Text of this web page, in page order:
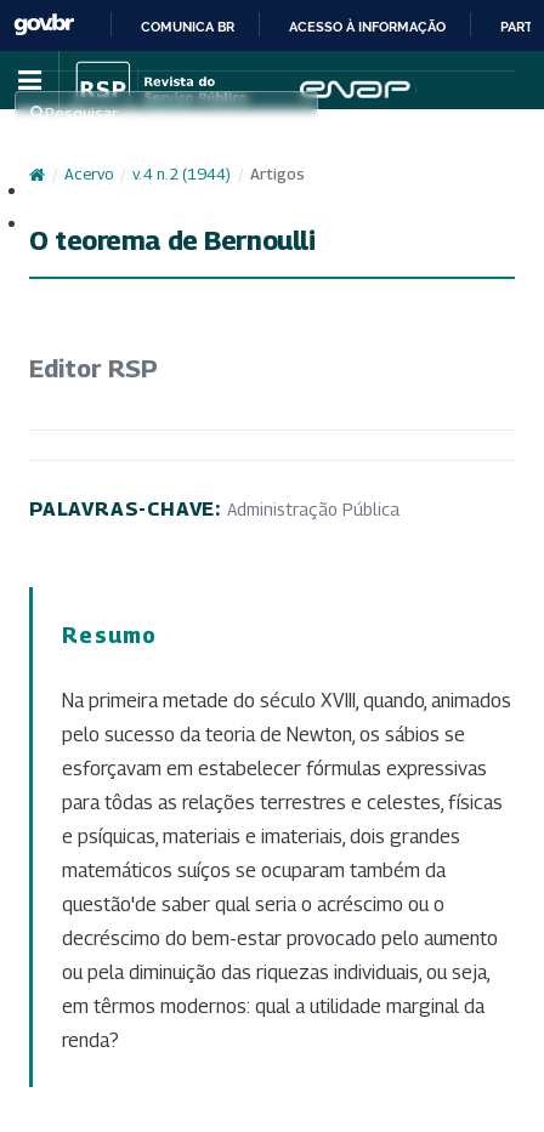
IR
PARA
CONTEÚDO
COMUNICA BR ACESSO À INFORMAÇÃO
Pesquisar
/ Acervo / v. 4 n. 2 (1944) / Artigos
O teorema de Bernoulli
Editor RSP
PALAVRAS-CHAVE: Administração Pública
Resumo
Na primeira metade do século XVIII, quando, animados
pelo sucesso da teoria de Newton, os sábios se
esforçavam em estabelecer fórmulas expressivas
para tôdas as relações terrestres e celestes, físicas
e psíquicas, materiais e imateriais, dois grandes
matemáticos suíços se ocuparam também da
questão'de saber qual seria o acréscimo ou o
decréscimo do bem-estar provocado pelo aumento
ou pela diminuição das riquezas individuais, ou seja,
em têrmos modernos: qual a utilidade marginal da
renda?